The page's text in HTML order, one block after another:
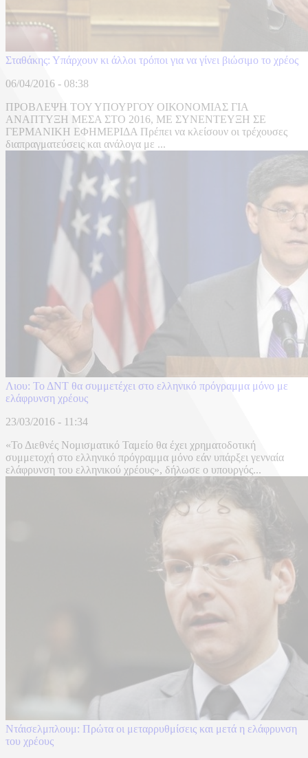
Σταθάκης: Υπάρχουν κι άλλοι τρόποι για να γίνει βιώσιμο το χρέος
06/04/2016 - 08:38
ΠΡΟΒΛΕΨΗ ΤΟΥ ΥΠΟΥΡΓΟΥ ΟΙΚΟΝΟΜΙΑΣ ΓΙΑ
ΑΝΑΠΤΥΞΗ ΜΕΣΑ ΣΤΟ 2016, ΜΕ ΣΥΝΕΝΤΕΥΞΗ ΣΕ
ΓΕΡΜΑΝΙΚΗ ΕΦΗΜΕΡΙΔΑ Πρέπει να κλείσουν οι τρέχουσες
διαπραγματεύσεις και ανάλογα με ...
Λιου: Το ΔΝΤ θα συμμετέχει στο ελληνικό πρόγραμμα μόνο με
ελάφρυνση χρέους
23/03/2016 - 11:34
«Το Διεθνές Νομισματικό Ταμείο θα έχει χρηματοδοτική
συμμετοχή στο ελληνικό πρόγραμμα μόνο εάν υπάρξει γενναία
ελάφρυνση του ελληνικού χρέους», δήλωσε ο υπουργός...
Ντάισελμπλουμ: Πρώτα οι μεταρρυθμίσεις και μετά η ελάφρυνση
του χρέους